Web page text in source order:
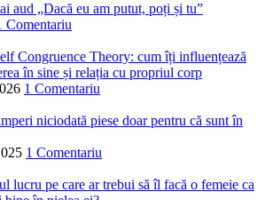
aud „Dacă eu am putut, poți și tu”
Comentariu
Congruence Theory: cum îți influențează
în sine și relația cu propriul corp
1 Comentariu
niciodată piese doar pentru că sunt în
1 Comentariu
lucru pe care ar trebui să îl facă o femeie ca